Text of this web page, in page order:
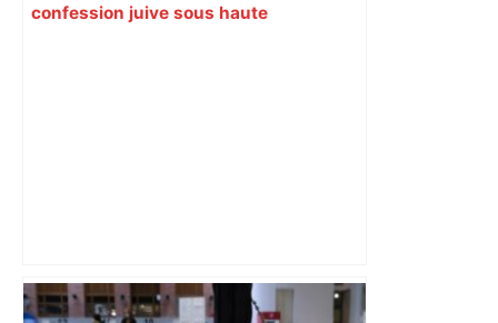
confession juive sous haute
Capilla en bleu ciel pour combien de